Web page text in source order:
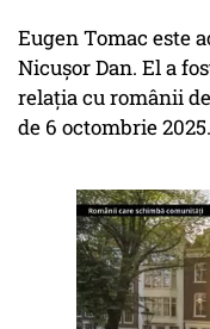
Eugen Tomac este
Nicușor Dan. El a
relația cu românii
de 6 octombrie 2025.